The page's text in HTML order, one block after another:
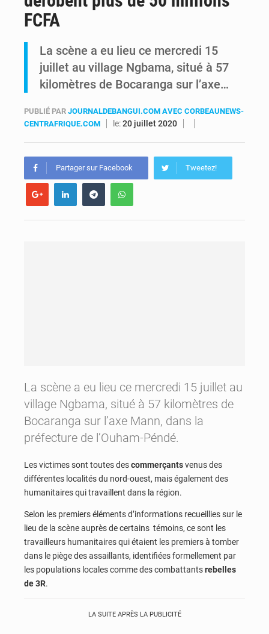
RDC : Raïssa Malu lance les préparatifs d’une Table ronde nationale sur l’éducation inclusive des enfants handicapés
FCFA
La scène a eu lieu ce mercredi 15
juillet au village Ngbama, situé à 57
kilomètres de Bocaranga sur l’axe…
PUBLIÉ PAR JOURNALDEBANGUI.COM AVEC CORBEAUNEWS-
CENTRAFRIQUE.COM
le:20 juillet 2020
Partager sur Facebook Tweetez!
La scène a eu lieu ce mercredi 15 juillet au
village Ngbama, situé à 57 kilomètres de
Bocaranga sur l’axe Mann, dans la
préfecture de l’Ouham-Péndé.
Les victimes sont toutes descommerçantsvenus des
différentes localités du nord-ouest, mais également des
humanitaires qui travaillent dans la région.
Selon les premiers éléments d’informations recueillies sur le
lieu de la scène auprès de certains témoins, ce sont les
travailleurs humanitaires qui étaient les premiers à tomber
dans le piège des assaillants, identifiées formellement par
les populations locales comme des combattantsrebelles
de 3R.
LA SUITE APRÈS LA PUBLICITÉ